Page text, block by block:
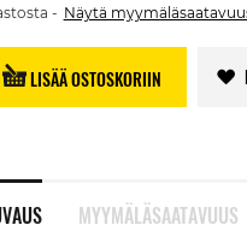
Näytä
LISÄÄ OSTOSKORIIN
MYYMÄLÄSAATAVUUS